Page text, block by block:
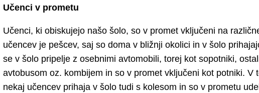
Učenci v prometu
Učenci, ki obiskujejo našo šolo, so v promet vključeni na
učencev je pešcev, saj so doma v bližnji okolici in v šolo
se v šolo pripelje z osebnimi avtomobili, torej kot sopotniki,
avtobusom oz. kombijem in so v promet vključeni kot potniki. V
nekaj učencev prihaja v šolo tudi s kolesom in so v prometu